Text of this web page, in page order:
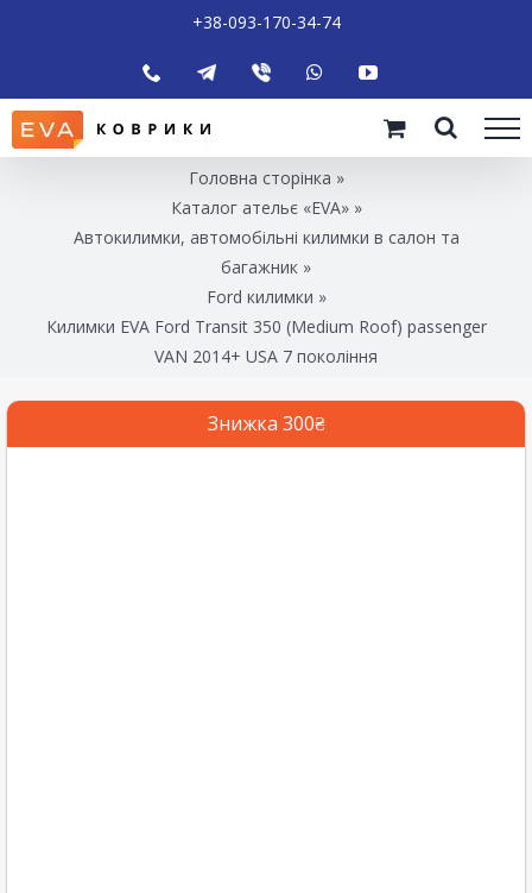
+38-093-170-34-74
Головна сторінка »
Каталог ательє «EVA»»
Автокилимки, автомобільні килимки в салон та
багажник »
Ford килимки »
Килимки EVA Ford Transit 350 (Medium Roof) passenger
VAN 2014+ USA 7 покоління
Знижка 300₴